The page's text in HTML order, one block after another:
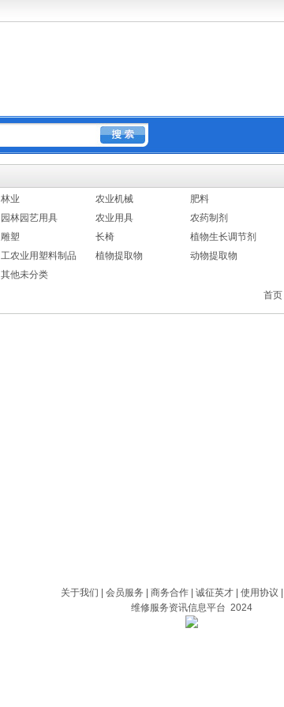
林业 农业机械 肥料
园林园艺用具 农业用具 农药制剂
雕塑 长椅 植物生长调节剂
工农业用塑料制品 植物提取物 动物提取物
其他未分类
首页
关于我们 会员服务 商务合作| 诚征英才| 使用协议
维修服务资讯信息平台 2024